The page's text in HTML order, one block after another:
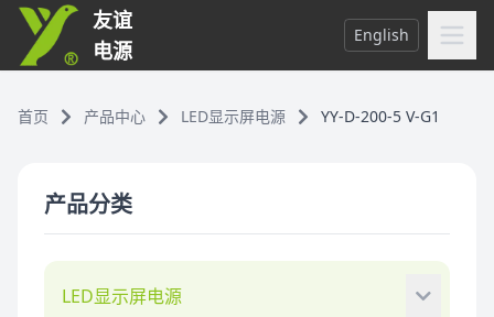
友谊
电源
English
首页 产品中心 LED显示屏电源 YY-D-200-5 V-G1
产品分类
LED显示屏电源